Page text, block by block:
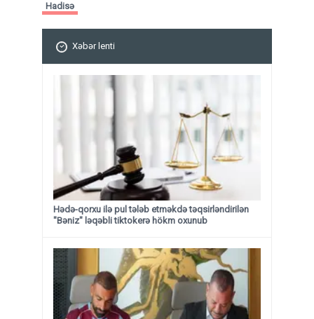
Hadisə
Xəbər lenti
Hədə-qorxu ilə pul tələb etməkdə təqsirləndirilən
"Bəniz" ləqəbli tiktokerə hökm oxunub